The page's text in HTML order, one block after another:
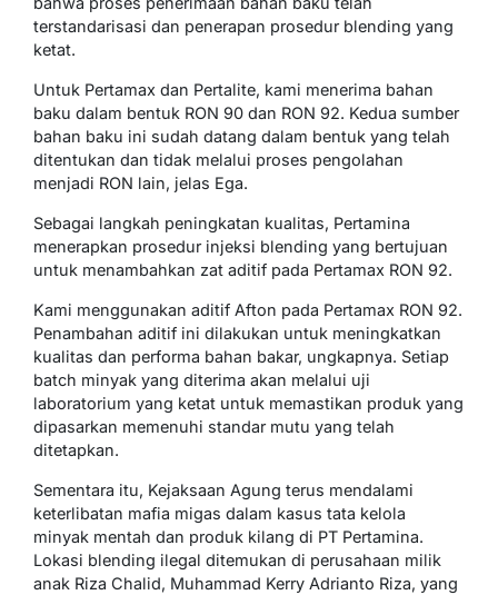
terstandarisasi dan penerapan prosedur blending yang
ketat.
Untuk Pertamax dan Pertalite, kami menerima bahan
baku dalam bentuk RON 90 dan RON 92. Kedua sumber
bahan baku ini sudah datang dalam bentuk yang telah
ditentukan dan tidak melalui proses pengolahan
menjadi RON lain, jelas Ega.
Sebagai langkah peningkatan kualitas, Pertamina
menerapkan prosedur injeksi blending yang bertujuan
untuk menambahkan zat aditif pada Pertamax RON 92.
Kami menggunakan aditif Afton pada Pertamax RON 92.
Penambahan aditif ini dilakukan untuk meningkatkan
kualitas dan performa bahan bakar, ungkapnya. Setiap
batch minyak yang diterima akan melalui uji
laboratorium yang ketat untuk memastikan produk yang
dipasarkan memenuhi standar mutu yang telah
ditetapkan.
Sementara itu, Kejaksaan Agung terus mendalami
keterlibatan mafia migas dalam kasus tata kelola
minyak mentah dan produk kilang di PT Pertamina.
Lokasi blending ilegal ditemukan di perusahaan milik
anak Riza Chalid, Muhammad Kerry Adrianto Riza, yang